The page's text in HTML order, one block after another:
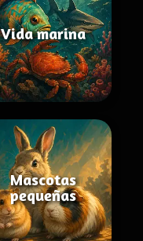
Vida marina
Mascotas
pequeñas